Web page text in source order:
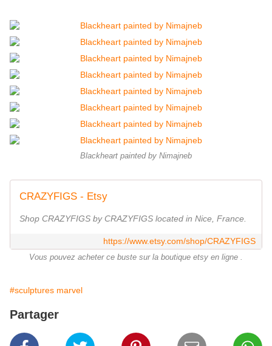
Blackheart painted by Nimajneb
CRAZYFIGS - Etsy
Shop CRAZYFIGS by CRAZYFIGS located in Nice, France.
https://www.etsy.com/shop/CRAZYFIGS
Vous pouvez acheter ce buste sur la boutique etsy en ligne .
#sculptures marvel
Partager